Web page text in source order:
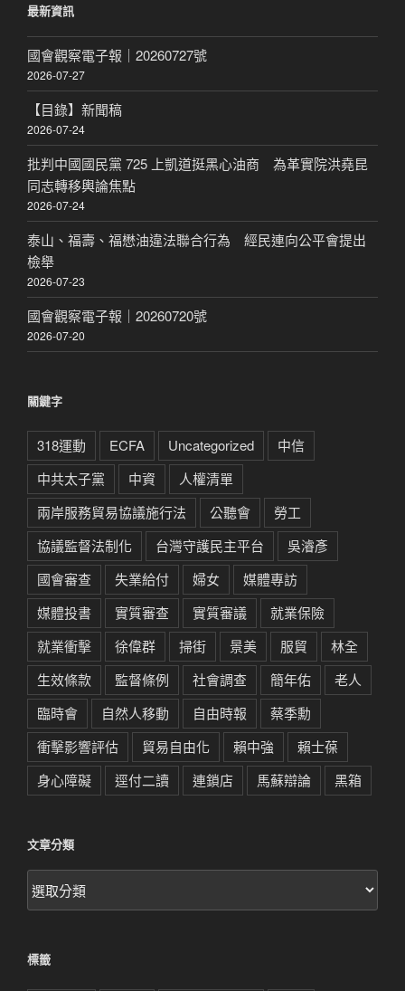
字:
最新資訊
國會觀察電子報｜20260727號
2026-07-27
【目錄】新聞稿
2026-07-24
批判中國國民黨 725 上凱道挺黑心油商 為革實院洪堯昆
同志轉移輿論焦點
2026-07-24
泰山、福壽、福懋油違法聯合行為 經民連向公平會提出
檢舉
2026-07-23
國會觀察電子報｜20260720號
2026-07-20
關鍵字
318運動 ECFA Uncategorized
中信
中共太子黨
中資
人權清單
兩岸服務貿易協議施行法
公聽會
勞工
協議監督法制化
台灣守護民主平台
吳濬彥
國會審查
失業給付 婦女
媒體專訪
媒體投書
實質審查 實質審議
就業保險
就業衝擊
徐偉群 掃街 景美 服貿
林全
生效條款
監督條例 社會調查 簡年佑
老人
臨時會
自然人移動 自由時報
蔡季勳
衝擊影響評估
貿易自由化 賴中強
賴士葆
身心障礙
逕付二讀 連鎖店 馬蘇辯論 黑箱
文章分類
文
章
標籤